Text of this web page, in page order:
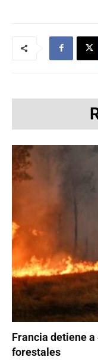
Francia detiene
forestales